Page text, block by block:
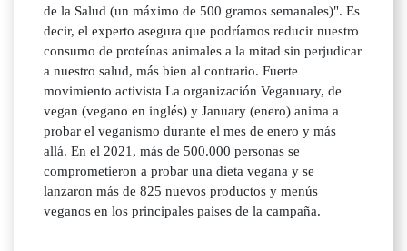
de la Salud (un máximo de 500 gramos semanales)". Es
decir, el experto asegura que podríamos reducir nuestro
consumo de proteínas animales a la mitad sin perjudicar
a nuestro salud, más bien al contrario. Fuerte
movimiento activista La organización Veganuary, de
vegan (vegano en inglés) y January (enero) anima a
probar el veganismo durante el mes de enero y más
allá. En el 2021, más de 500.000 personas se
comprometieron a probar una dieta vegana y se
lanzaron más de 825 nuevos productos y menús
veganos en los principales países de la campaña.